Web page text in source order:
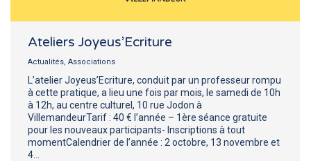
Ateliers Joyeus’Ecriture
Actualités, Associations
L’atelier Joyeus’Ecriture, conduit par un professeur rompu
à cette pratique, a lieu une fois par mois, le samedi de 10h
à 12h, au centre culturel, 10 rue Jodon à
VillemandeurTarif : 40 € l’année – 1ère séance gratuite
pour les nouveaux participants- Inscriptions à tout
momentCalendrier de l’année : 2 octobre, 13 novembre et
4…